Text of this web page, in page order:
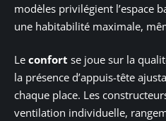
modèles privilégient l’espace
une habitabilité maximale,
Le confort se joue sur la
la présence d’appuis-tête
chaque place. Les
ventilation individuelle,